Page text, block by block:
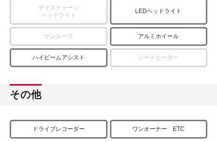
ディスチャージ
ヘッドライト
LEDヘッドライト
サンルーフ アルミホイール
ハイビームアシスト シートヒーター
その他
ドライブレコーダー ワンオーナー ETC